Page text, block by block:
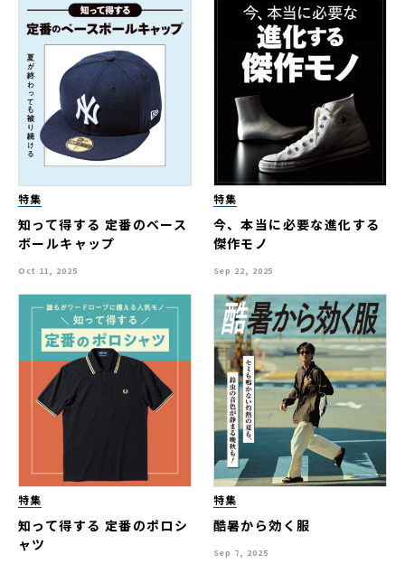
特集
知って得する 定番のベース
ボールキャップ
Oct 11, 2025
特集
今、本当に必要な進化する
傑作モノ
Sep 22, 2025
特集
知って得する 定番のポロシ
ャツ
特集
酷暑から効く服
Sep 7, 2025